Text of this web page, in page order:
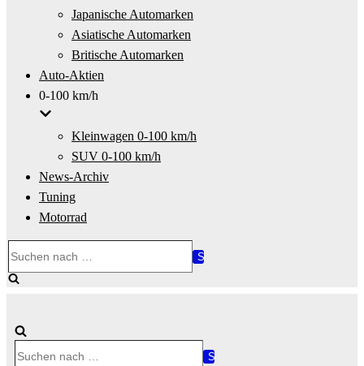
Japanische Automarken
Asiatische Automarken
Britische Automarken
Auto-Aktien
0-100 km/h
Kleinwagen 0-100 km/h
SUV 0-100 km/h
News-Archiv
Tuning
Motorrad
nach …
nach …